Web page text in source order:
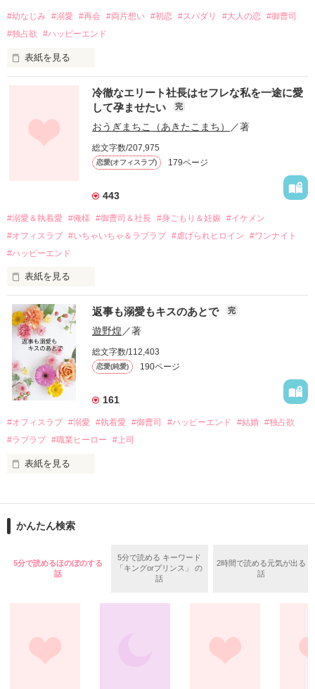
#幼なじみ #溺愛 #再会 #両片想い #初恋 #スパダリ #大人の恋 #御曹司
#独占欲
#ハッピーエンド
表紙を見る
幼なじみの哲平に淡い恋心を抱いていた美桜。
しかし、ある出来事をきっかけに二人の関係は壊れてしまう。
関係修復もできないまま、美桜は両親の離婚によって
引っ越すことになり、哲平とも離れ離れになった。
それから約十二年後。
過去の傷から、二度と会いたくないと思っていた哲平に
運命のような再会を果たす。
酔った勢いで一夜を共にしてしまった。
さらに、美桜が初めてだと知った哲平は
『責任をとる、結婚しよう』と真っ直ぐに告げてきた。
戸惑う美桜とは裏腹に、好きという気持ちを隠すことなく
甘やかしてくる。
そんなある日、哲平は美桜がストーカー被害に
遭っていることを知る。
美桜を守るため、哲平は同居を提案してきて――。
夏木美桜(なつきみお)
鳴海哲平 (なるみてっぺい)
2026.6.5～2026.7.25
＊以前、公開していた話の改稿版です＊
冷徹なエリート社長はセフレな私を一途に愛
して孕ませたい
完
おうぎまちこ（あきたこまち） ／著
総文字数/207,975
恋愛(オフィスラブ) 179ページ
443
#溺愛＆執着愛 #俺様 #御曹司＆社長 #身ごもり＆妊娠 #イケメン
#オフィスラブ #いちゃいちゃ＆ラブラブ #虐げられヒロイン
#ワンナイト
#ハッピーエンド
表紙を見る
おかしな噂を流されて前の職場でうまくいかなかった梅田美
桜は、海外で傷心旅行をしていたところ、日本人美青年と出会
い、酒の勢いもあり一夜限りの関係となる。
帰国後、美桜は新しい職場でワンナイトした美青年と再会。
なんと彼の正体は、とある財閥御曹司にも関わらず、一族を離
れて起業した新進気鋭の実業家、社内でも冷徹だと評判な社長
――御影恭司その人だったのだ――！
なぜか恭司から飼い猫の世話係を命じられた美桜は、猫の世
の関係となってしまい――？
返事も溺愛もキスのあとで 完
遊野煌／著
総文字数/112,403
恋愛(純愛) 190ページ
161
#オフィスラブ #溺愛 #執着愛 #御曹司 #ハッピーエンド #結婚 #独占欲
#ラブラブ #職業ヒーロー #上司
表紙を見る
ションの企画戦略室で働いている。
めた、同期で恋人の石垣守（26）がいるのだが、後輩の姫原由
いた。
守と由羅から『便利屋雛子』と馬鹿にされ、一人こっそり泣い
ていた雛子に、企画戦略室の上司である雪瀬鷹哉（29）が
鷹哉『宜しくな、俺の雛子』🦅
雛子『俺の……ひぃ、雛子？！！！』🐥
かんたん検索
5分で読めるほのぼのする
話
5分で読める キーワード
「キングorプリンス」 の
話
2時間で読める元気が出る
話